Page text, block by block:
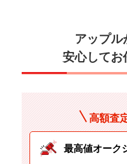
アップル
安心してお
高額査
最高値オーク